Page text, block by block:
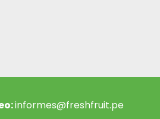
informes@freshfruit.pe